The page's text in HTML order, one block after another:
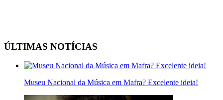
ÚLTIMAS NOTÍCIAS
Museu Nacional da Música em Mafra? Excelente ideia!